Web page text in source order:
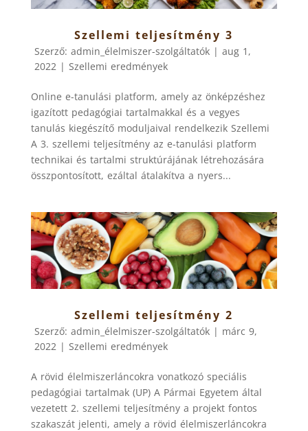
Szellemi teljesítmény 3
Szerző: admin_élelmiszer-szolgáltatók| aug 1,
2022| Szellemi eredmények
Online e-tanulási platform, amely az önképzéshez
igazított pedagógiai tartalmakkal és a vegyes
tanulás kiegészítő moduljaival rendelkezik Szellemi
A 3. szellemi teljesítmény az e-tanulási platform
technikai és tartalmi struktúrájának létrehozására
összpontosított, ezáltal átalakítva a nyers...
Szellemi teljesítmény 2
Szerző: admin_élelmiszer-szolgáltatók| márc 9,
2022| Szellemi eredmények
A rövid élelmiszerláncokra vonatkozó speciális
pedagógiai tartalmak (UP) A Pármai Egyetem által
vezetett 2. szellemi teljesítmény a projekt fontos
szakaszát jelenti, amely a rövid élelmiszerláncokra